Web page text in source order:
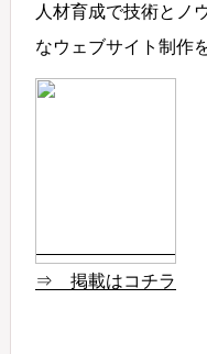
人材育成で技術とノ
なウェブサイト制作
⇒ 掲載はコチラ